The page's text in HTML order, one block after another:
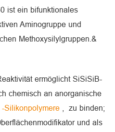
ist ein bifunktionales
Aminogruppe und
Methoxysilylgruppen.&
ermöglicht SiSiSiB-
chemisch an anorganische
-Silikonpolymere
, zu binden;
und als